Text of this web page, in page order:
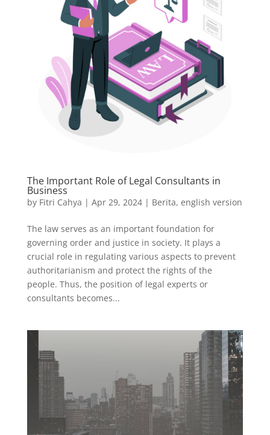
The Important Role of Legal Consultants in
Business
by Fitri Cahya | Apr 29, 2024| Berita, english version
The law serves as an important foundation for
governing order and justice in society. It plays a
crucial role in regulating various aspects to prevent
authoritarianism and protect the rights of the
people. Thus, the position of legal experts or
consultants becomes...